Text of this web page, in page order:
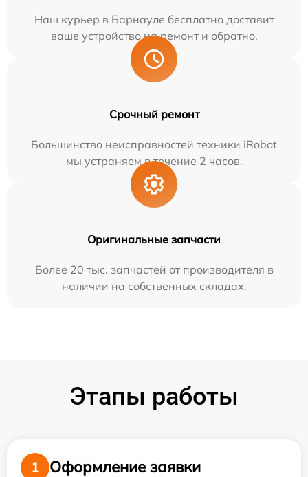
Наш курьер в Барнауле бесплатно доставит
ваше устройство на ремонт и обратно.
Срочный ремонт
Большинство неисправностей техники iRobot
мы устраняем в течение 2 часов.
Оригинальные запчасти
Более 20 тыс. запчастей от производителя в
наличии на собственных складах.
Этапы работы
1
Оформление заявки